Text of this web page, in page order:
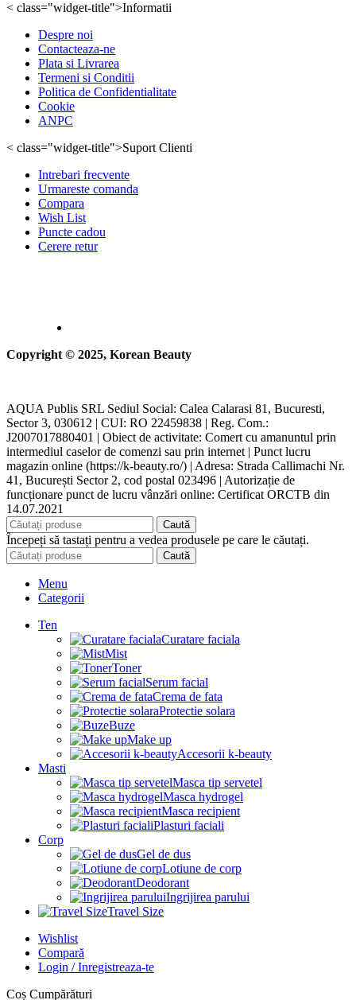
< class="widget-title">Informatii
Despre noi
Contacteaza-ne
Plata si Livrarea
Termeni si Conditii
Politica de Confidentialitate
Cookie
ANPC
< class="widget-title">Suport Clienti
Intrebari frecvente
Urmareste comanda
Compara
Wish List
Puncte cadou
Cerere retur
Copyright © 2025, Korean Beauty
AQUA Publis SRL Sediul Social: Calea Calarasi 81, Bucuresti,
Sector 3, 030612 | CUI: RO 22459838 | Reg. Com.:
J2007017880401 | Obiect de activitate: Comert cu amanuntul prin
intermediul caselor de comenzi sau prin internet | Punct lucru
magazin online (https://k-beauty.ro/) | Adresa: Strada Callimachi Nr.
41, București Sector 2, cod postal 023496 | Autorizație de
funcționare punct de lucru vânzări online: Certificat ORCTB din
14.07.2021
Caută
Începeți să tastați pentru a vedea produsele pe care le căutați.
Caută
Menu
Categorii
Ten
Curatare faciala
Mist
Toner
Serum facial
Crema de fata
Protectie solara
Buze
Make up
Accesorii k-beauty
Masti
Masca tip servetel
Masca hydrogel
Masca recipient
Plasturi faciali
Corp
Gel de dus
Lotiune de corp
Deodorant
Ingrijirea parului
Travel Size
Wishlist
Compară
Login / Inregistreaza-te
Coș Cumpărături